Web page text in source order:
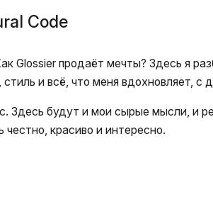
Code
Glossier продаёт мечты? Здесь я
и всё, что меня вдохновляет, с
будут и мои сырые мысли, и
честно, красиво и интересно.